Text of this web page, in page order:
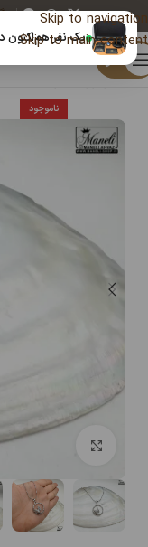
Skip to navigation
Skip to main content
منو
خانه زیورآلات و
ناموجود
بزرگنمایی